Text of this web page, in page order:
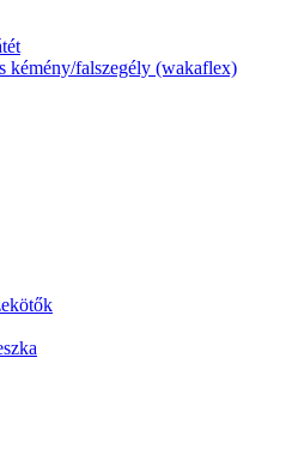
kémény/falszegély (wakaflex)